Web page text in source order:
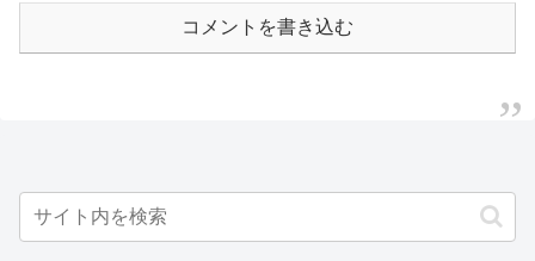
コメントを書き込む